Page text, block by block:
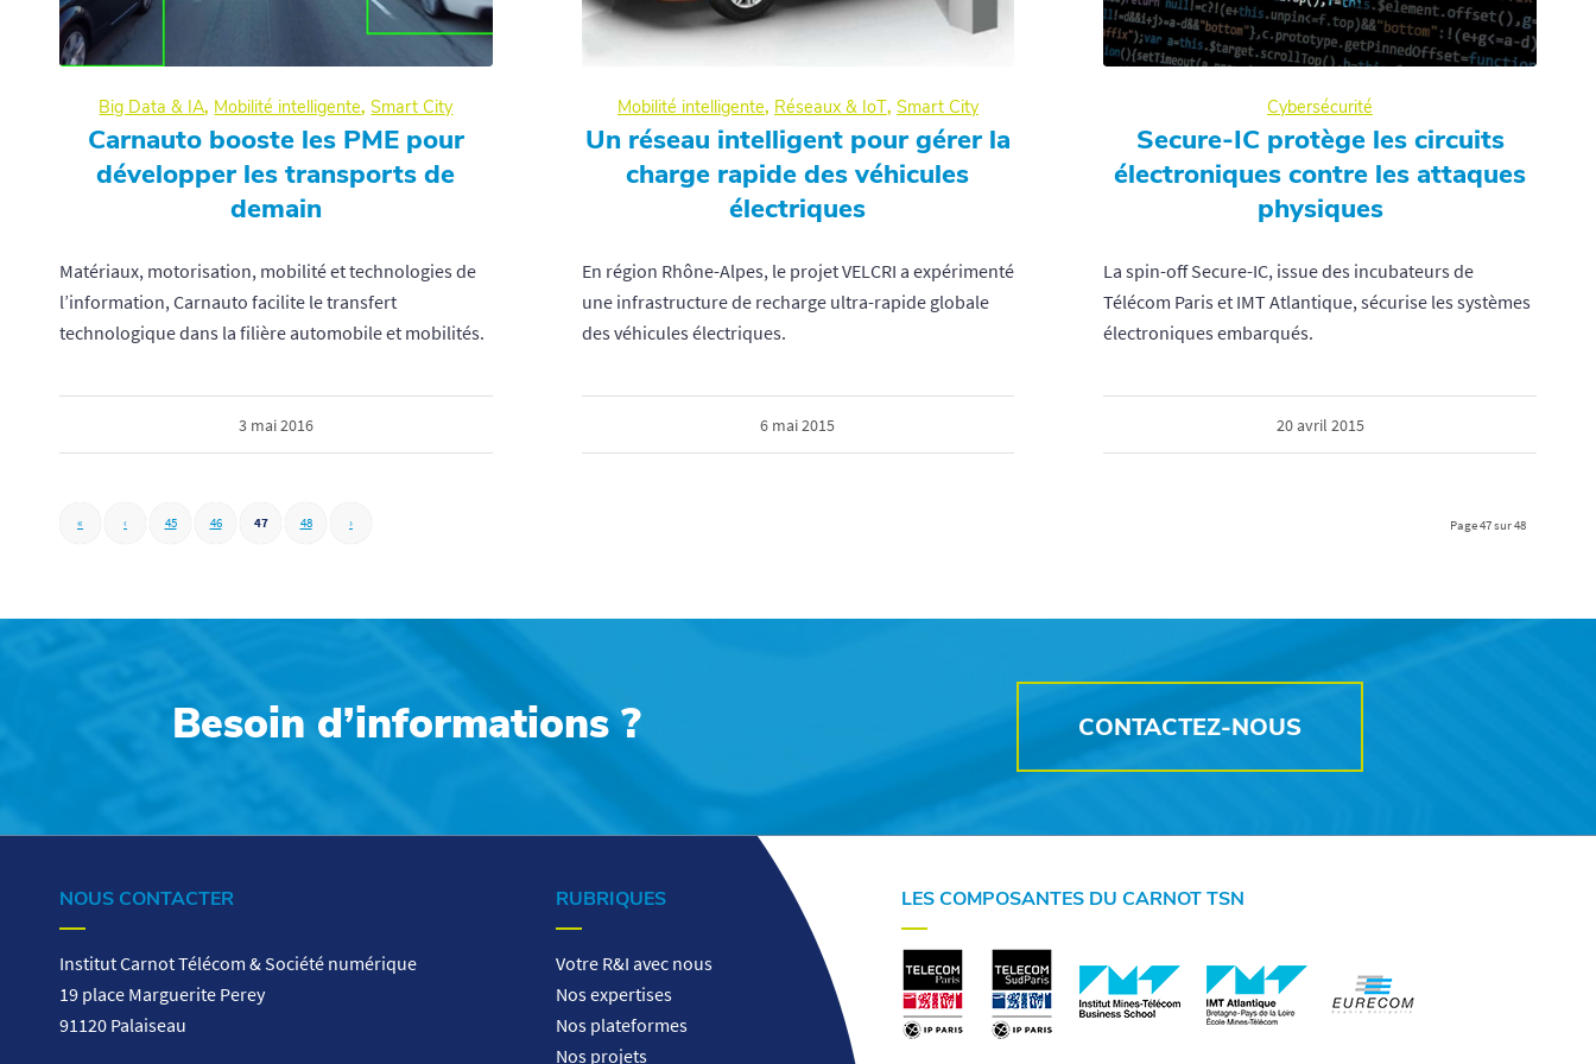
Big Data & IA, Mobilité intelligente,Smart City
Carnauto booste les PME pour
développer les transports de
demain
Matériaux, motorisation, mobilité et technologies de
l’information, Carnauto facilite le transfert
technologique dans la filière automobile et mobilités.
3 mai 2016
Mobilité intelligente, Réseaux & IoT, Smart City
Un réseau intelligent pour gérer la
charge rapide des véhicules
électriques
En région Rhône-Alpes, le projet VELCRI a expérimenté
une infrastructure de recharge ultra-rapide globale
des véhicules électriques.
6 mai 2015
Cybersécurité
Secure-IC protège les circuits
électroniques contre les attaques
physiques
La spin-off Secure-IC, issue des incubateurs de
Télécom Paris et IMT Atlantique, sécurise les systèmes
électroniques embarqués.
20 avril 2015
Page 47 sur 48
« ‹ 45 46 47 48 ›
Besoin d’informations ? CONTACTEZ-NOUS
NOUS CONTACTER
Institut Carnot Télécom & Société numérique
19 place Marguerite Perey
91120 Palaiseau
RUBRIQUES
Votre R&I avec nous
Nos expertises
Nos plateformes
Nos projets
LES COMPOSANTES DU CARNOT TSN